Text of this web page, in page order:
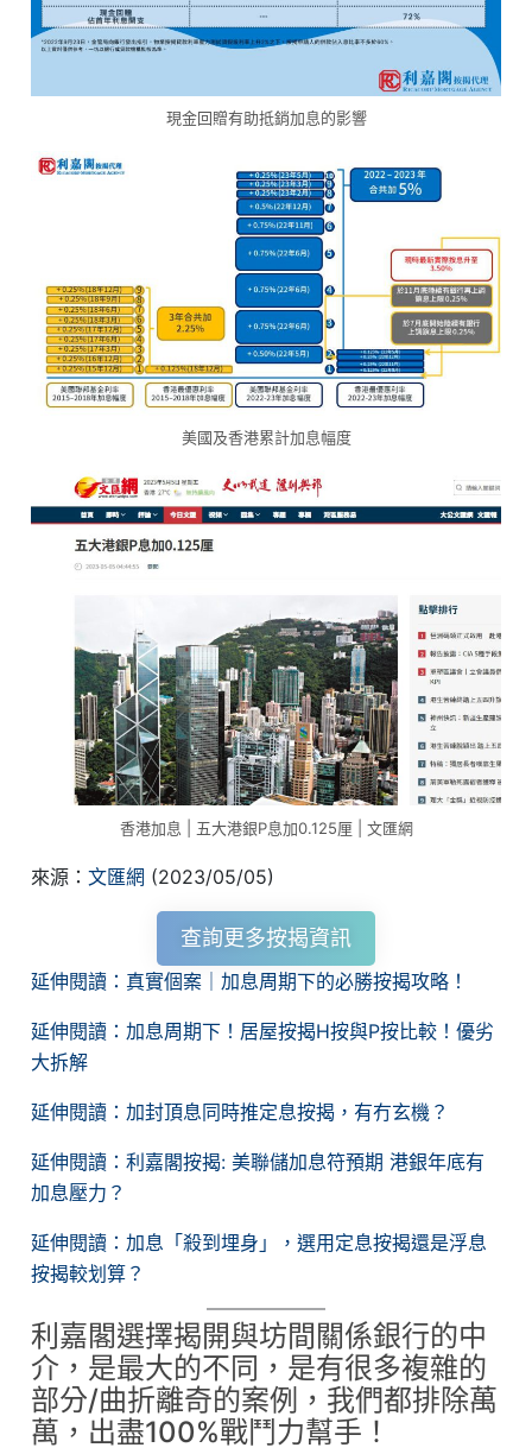
現金回贈有助抵銷加息的影響
美國及香港累計加息幅度
香港加息 | 五大港銀P息加0.125厘 | 文匯網
來源：文匯網 (2023/05/05)
查詢更多按揭資訊
延伸閱讀：真實個案｜加息周期下的必勝按揭攻略！
延伸閱讀：加息周期下！居屋按揭H按與P按比較！優劣
大拆解
延伸閱讀：加封頂息同時推定息按揭，有冇玄機？
延伸閱讀：利嘉閣按揭: 美聯儲加息符預期 港銀年底有
加息壓力？
延伸閱讀：加息「殺到埋身」，選用定息按揭還是浮息
按揭較划算？
利嘉閣選擇揭開與坊間關係銀行的中
介，是最大的不同，是有很多複雜的
部分/曲折離奇的案例，我們都排除萬
萬，出盡100%戰鬥力幫手！